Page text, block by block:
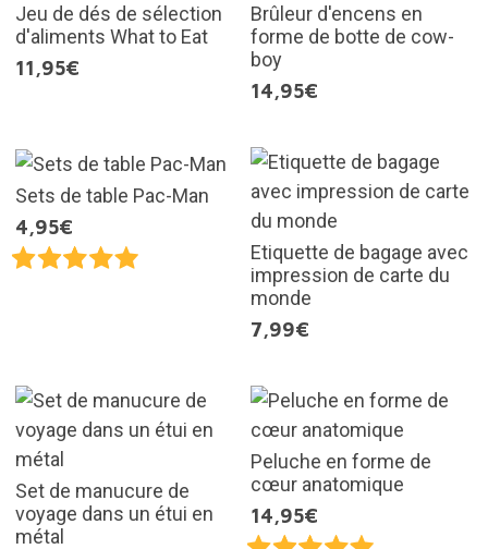
Jeu de dés de sélection
d'aliments What to Eat
11,95€
Brûleur d'encens en
forme de botte de cow-
boy
14,95€
Sets de table Pac-Man
4,95€
Etiquette de bagage avec
impression de carte du
monde
7,99€
Set de manucure de
voyage dans un étui en
métal
Peluche en forme de
cœur anatomique
14,95€